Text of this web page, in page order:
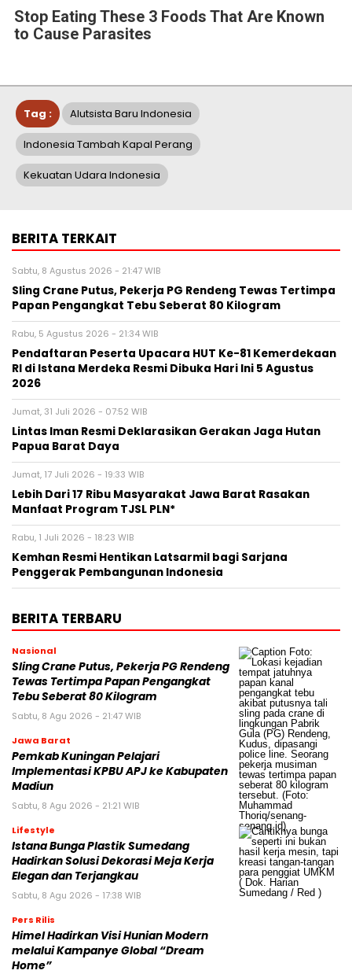
Stop Eating These 3 Foods That Are Known
to Cause Parasites
Tag : Alutsista Baru Indonesia
Indonesia Tambah Kapal Perang
Kekuatan Udara Indonesia
BERITA TERKAIT
Sabtu, 8 Agustus 2026 - 21:47 WIB
Sling Crane Putus, Pekerja PG Rendeng Tewas Tertimpa
Papan Pengangkat Tebu Seberat 80 Kilogram
Rabu, 5 Agustus 2026 - 21:34 WIB
Pendaftaran Peserta Upacara HUT Ke-81 Kemerdekaan
RI di Istana Merdeka Resmi Dibuka Hari Ini 5 Agustus
2026
Jumat, 31 Juli 2026 - 07:52 WIB
Lintas Iman Resmi Deklarasikan Gerakan Jaga Hutan
Papua Barat Daya
Jumat, 17 Juli 2026 - 19:33 WIB
Lebih Dari 17 Ribu Masyarakat Jawa Barat Rasakan
Manfaat Program TJSL PLN*
Rabu, 1 Juli 2026 - 18:23 WIB
Kemhan Resmi Hentikan Latsarmil bagi Sarjana
Penggerak Pembangunan Indonesia
BERITA TERBARU
Nasional
Sling Crane Putus, Pekerja PG Rendeng
Tewas Tertimpa Papan Pengangkat
Tebu Seberat 80 Kilogram
Sabtu, 8 Agu 2026 - 21:47 WIB
Jawa Barat
Pemkab Kuningan Pelajari
Implementasi KPBU APJ ke Kabupaten
Madiun
Sabtu, 8 Agu 2026 - 21:21 WIB
Lifestyle
Istana Bunga Plastik Sumedang
Hadirkan Solusi Dekorasi Meja Kerja
Elegan dan Terjangkau
Sabtu, 8 Agu 2026 - 17:38 WIB
Pers Rilis
Himel Hadirkan Visi Hunian Modern
melalui Kampanye Global “Dream
Home”